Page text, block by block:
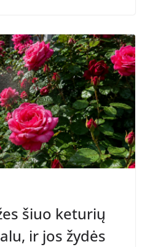
šiuo keturių
ir jos žydės